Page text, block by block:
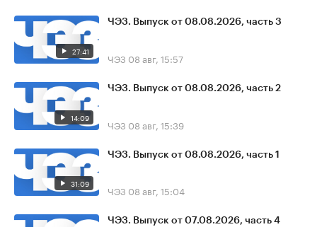
27:41
ЧЭЗ. Выпуск от 08.08.2026, часть 3
ЧЭЗ 08 авг, 15:57
14:09
ЧЭЗ. Выпуск от 08.08.2026, часть 2
ЧЭЗ 08 авг, 15:39
31:09
ЧЭЗ. Выпуск от 08.08.2026, часть 1
ЧЭЗ 08 авг, 15:04
ЧЭЗ. Выпуск от 07.08.2026, часть 4